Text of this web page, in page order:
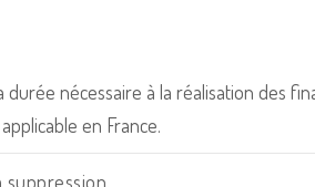
nécessaire à la réalisation des
en France.
suppression.